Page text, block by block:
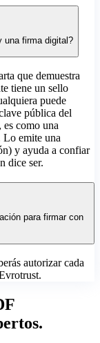
una firma digital?
que demuestra
tiene un sello
puede
pública del
como una
Lo emite una
y ayuda a confiar
dice ser.
para firmar con
autorizar cada